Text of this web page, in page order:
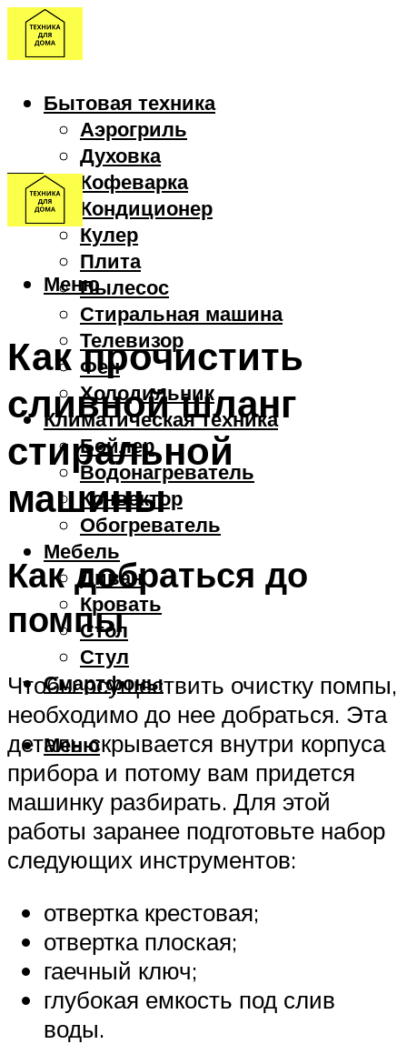
Бытовая техника
Аэрогриль
Духовка
Кофеварка
Кондиционер
Кулер
Плита
Пылесос
Стиральная машина
Телевизор
Фен
Холодильник
Климатическая техника
Бойлер
Водонагреватель
Конвектор
Обогреватель
Мебель
Диван
Кровать
Стол
Стул
Смартфоны
Меню
Меню
Как прочистить
сливной шланг
стиральной
машины
Как добраться до
помпы
Чтобы осуществить очистку помпы,
необходимо до нее добраться. Эта
деталь скрывается внутри корпуса
прибора и потому вам придется
машинку разбирать. Для этой
работы заранее подготовьте набор
следующих инструментов:
отвертка крестовая;
отвертка плоская;
гаечный ключ;
глубокая емкость под слив
воды.